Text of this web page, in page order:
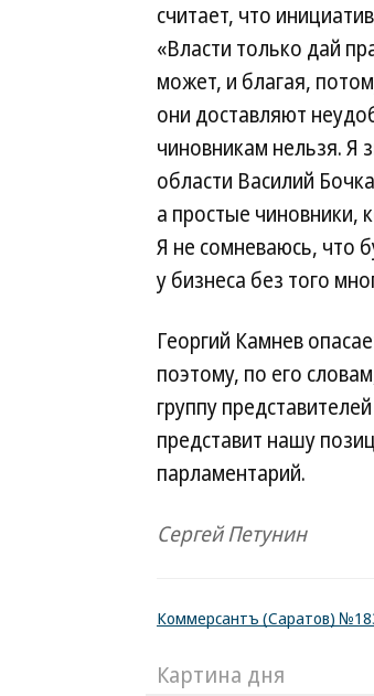
считает, что
«Власти только дай
может, и благая,
они доставляют
чиновникам нельзя. Я
области Василий
а простые чиновники,
Я не сомневаюсь, что
у бизнеса без того
Георгий Камнев
поэтому, по его
группу
представит нашу
парламентарий.
Сергей Петунин
Коммерсантъ (Саратов)
Картина дня